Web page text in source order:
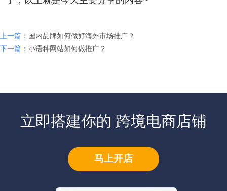
上一篇： 国内品牌如何做好海外市场推广？
下一篇： 小语种网站如何做推广？
立即搭建你的 跨境电商店铺
马上开店